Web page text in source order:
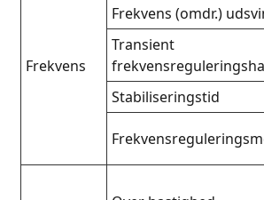
Frekvens
Frekvens (omdr.)
Transient
Stabiliseringstid